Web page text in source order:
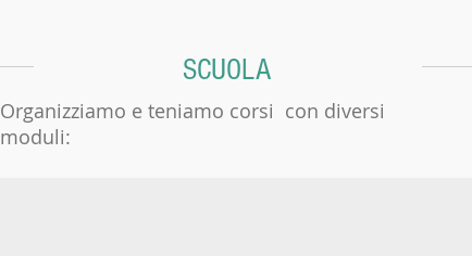
SCUOLA
Organizziamo e teniamo corsi con diversi
moduli: